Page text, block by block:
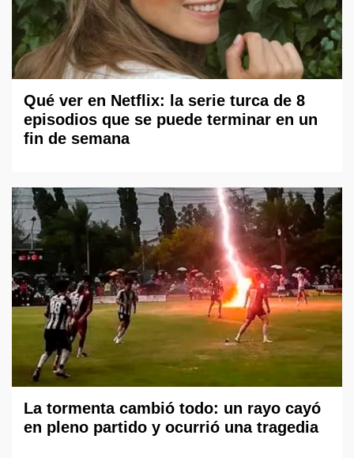
Qué ver en Netflix: la serie turca de 8
episodios que se puede terminar en un
fin de semana
La tormenta cambió todo: un rayo cayó
en pleno partido y ocurrió una tragedia